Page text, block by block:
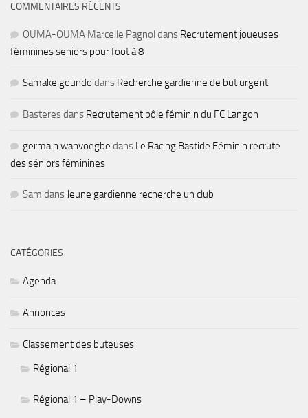
COMMENTAIRES RÉCENTS
OUMA-OUMA Marcelle Pagnol dans Recrutement joueuses
féminines seniors pour foot à 8
Samake goundo dans Recherche gardienne de but urgent
Basteresdans Recrutement pôle féminin du FC Langon
germain wanvoegbe dans Le Racing Bastide Féminin recrute
des séniors féminines
Sam dans Jeune gardienne recherche un club
CATÉGORIES
Agenda
Annonces
Classement des buteuses
Régional 1
Régional 1 – Play-Downs